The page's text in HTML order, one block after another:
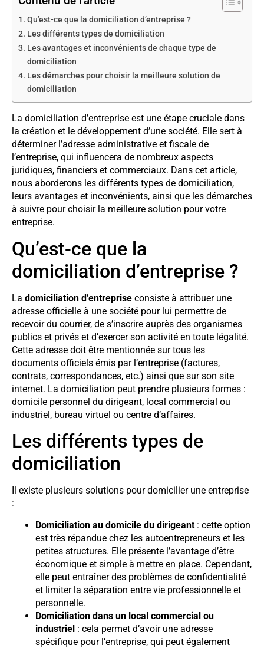
Qu’est-ce que la domiciliation d’entreprise ?
Les différents types de domiciliation
Les avantages et inconvénients de chaque type de
domiciliation
Les démarches pour choisir la meilleure solution de
domiciliation
La domiciliation d’entreprise est une étape cruciale dans
la création et le développement d’une société. Elle sert à
déterminer l’adresse administrative et fiscale de
l’entreprise, qui influencera de nombreux aspects
juridiques, financiers et commerciaux. Dans cet article,
nous aborderons les différents types de domiciliation,
leurs avantages et inconvénients, ainsi que les démarches
à suivre pour choisir la meilleure solution pour votre
entreprise.
Qu’est-ce que la
domiciliation d’entreprise ?
La domiciliation d’entreprise consiste à attribuer une
adresse officielle à une société pour lui permettre de
recevoir du courrier, de s’inscrire auprès des organismes
publics et privés et d’exercer son activité en toute légalité.
Cette adresse doit être mentionnée sur tous les
documents officiels émis par l’entreprise (factures,
contrats, correspondances, etc.) ainsi que sur son site
internet. La domiciliation peut prendre plusieurs formes :
domicile personnel du dirigeant, local commercial ou
industriel, bureau virtuel ou centre d’affaires.
Les différents types de
domiciliation
Il existe plusieurs solutions pour domicilier une entreprise
:
Domiciliation au domicile du dirigeant : cette option
est très répandue chez les autoentrepreneurs et les
petites structures. Elle présente l’avantage d’être
économique et simple à mettre en place. Cependant,
elle peut entraîner des problèmes de confidentialité
et limiter la séparation entre vie professionnelle et
personnelle.
Domiciliation dans un local commercial ou
industriel : cela permet d’avoir une adresse
spécifique pour l’entreprise, qui peut également